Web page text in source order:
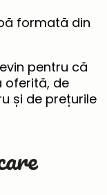
formată din
pentru că
oferită, de
și de prețurile